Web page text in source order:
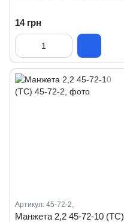
14 грн
Артикул: 45-72-2,
Манжета 2,2 45-72-10 (ТС)